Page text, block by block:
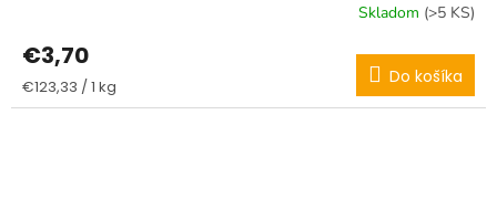
Skladom (>5 KS)
€3,70
Jednotková
cena:
€123,33 / 1 kg Do košíka